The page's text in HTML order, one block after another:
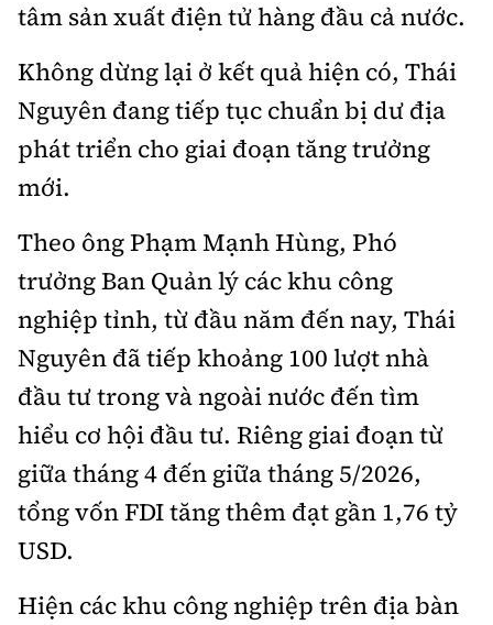
tâm sản xuất điện tử hàng đầu cả nước.
Không dừng lại ở kết quả hiện có, Thái
Nguyên đang tiếp tục chuẩn bị dư địa
phát triển cho giai đoạn tăng trưởng
mới.
Theo ông Phạm Mạnh Hùng, Phó
trưởng Ban Quản lý các khu công
nghiệp tỉnh, từ đầu năm đến nay, Thái
Nguyên đã tiếp khoảng 100 lượt nhà
đầu tư trong và ngoài nước đến tìm
hiểu cơ hội đầu tư. Riêng giai đoạn từ
giữa tháng 4 đến giữa tháng 5/2026,
tổng vốn FDI tăng thêm đạt gần 1,76 tỷ
USD.
Hiện các khu công nghiệp trên địa bàn